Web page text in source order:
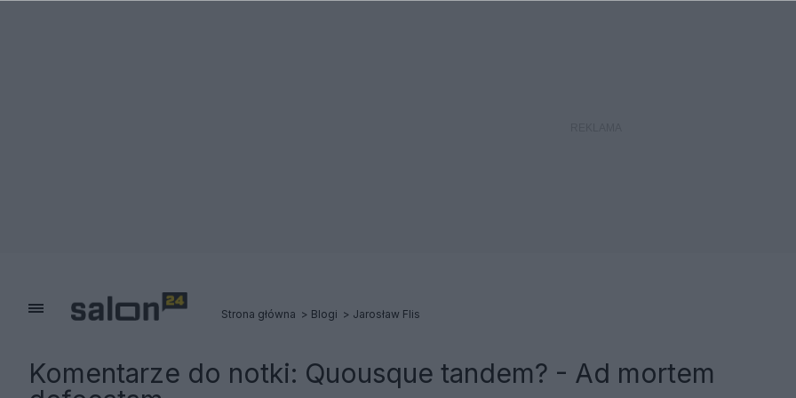
Strona główna Blogi Jarosław Flis
Komentarze do notki: Quousque tandem? - Ad mortem